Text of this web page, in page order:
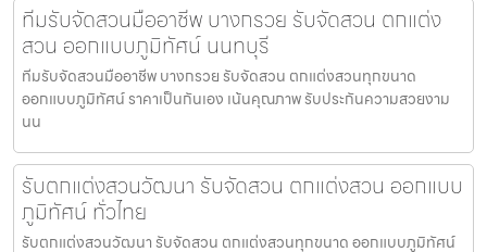
ทีมรับจัดสวนมืออาชีพ บางกรวย รับจัดสวน ตกแต่ง
สวน ออกแบบภูมิทัศน์ นนทบุรี
ทีมรับจัดสวนมืออาชีพ บางกรวย รับจัดสวน ตกแต่งสวนทุกขนาด
ออกแบบภูมิทัศน์ ราคาเป็นกันเอง เน้นคุณภาพ รับประกันความสวยงาม
นน
รับตกแต่งสวนวัฒนา รับจัดสวน ตกแต่งสวน ออกแบบ
ภูมิทัศน์ ทั่วไทย
รับตกแต่งสวนวัฒนา รับจัดสวน ตกแต่งสวนทุกขนาด ออกแบบภูมิทัศน์